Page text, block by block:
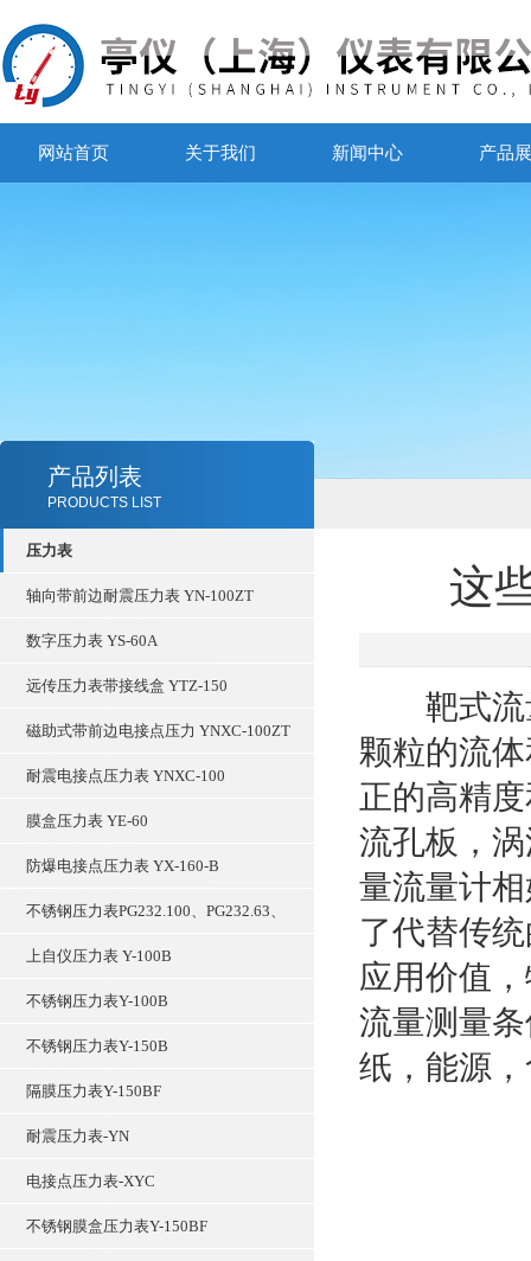
网站首页 关于我们 新闻中心 产品
产品列表
PRODUCTS LIST
压力表
轴向带前边耐震压力表 YN-100ZT
数字压力表 YS-60A
远传压力表带接线盒 YTZ-150
磁助式带前边电接点压力 YNXC-100ZT
耐震电接点压力表 YNXC-100
膜盒压力表 YE-60
防爆电接点压力表 YX-160-B
不锈钢压力表PG232.100、PG232.63、
上自仪压力表 Y-100B
不锈钢压力表Y-100B
不锈钢压力表Y-150B
隔膜压力表Y-150BF
耐震压力表-YN
电接点压力表-XYC
不锈钢膜盒压力表Y-150BF
这
靶式流量
颗粒的流
正的高精
流孔板，
量流量计
了代替传
应用价值
流量测量
纸，能源